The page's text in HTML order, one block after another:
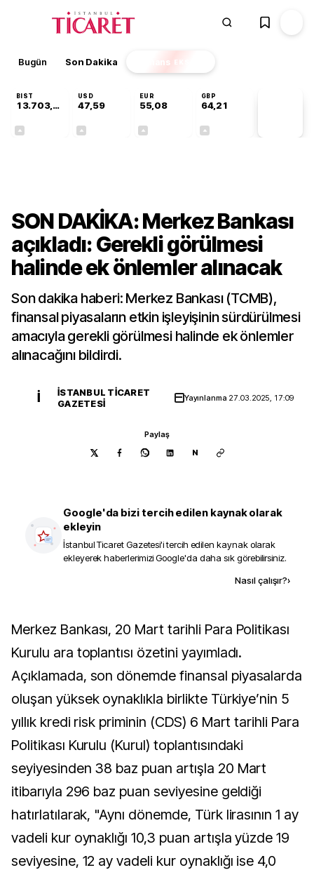
Bugün Son Dakika Finans EKSTRA
BIST
13.703,13
USD
47,59
EUR
55,08
GBP
64,21
SON DAKİKA: Merkez Bankası
açıkladı: Gerekli görülmesi
halinde ek önlemler alınacak
Son dakika haberi: Merkez Bankası (TCMB),
finansal piyasaların etkin işleyişinin sürdürülmesi
amacıyla gerekli görülmesi halinde ek önlemler
alınacağını bildirdi.
İ
İSTANBUL TICARET
GAZETESI
Yayınlanma 27.03.2025, 17:09
Paylaş
N
Google'da bizi tercih edilen kaynak olarak
ekleyin
İstanbul Ticaret Gazetesi'i tercih edilen kaynak olarak
ekleyerek haberlerimizi Google'da daha sık görebilirsiniz.
Nasıl çalışır?›
Merkez Bankası, 20 Mart tarihli Para Politikası
Kurulu ara toplantısı özetini yayımladı.
Açıklamada, son dönemde finansal piyasalarda
oluşan yüksek oynaklıkla birlikte Türkiye’nin 5
yıllık kredi risk priminin (CDS) 6 Mart tarihli Para
Politikası Kurulu (Kurul) toplantısındaki
seyiyesinden 38 baz puan artışla 20 Mart
itibarıyla 296 baz puan seviyesine geldiği
hatırlatılarak, "Aynı dönemde, Türk lirasının 1 ay
vadeli kur oynaklığı 10,3 puan artışla yüzde 19
seviyesine, 12 ay vadeli kur oynaklığı ise 4,0